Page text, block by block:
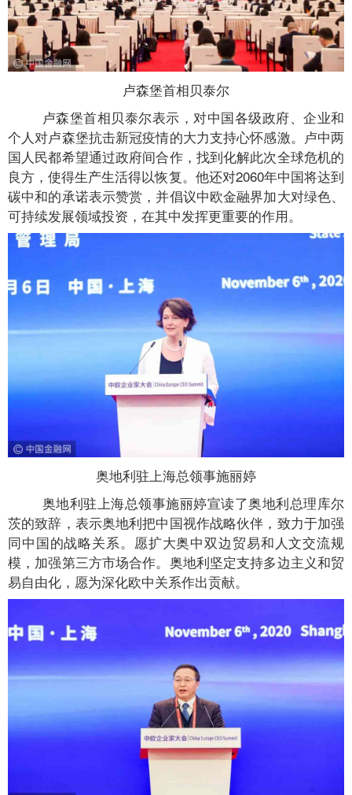
卢森堡首相贝泰尔
卢森堡首相贝泰尔表示，对中国各级政府、企业和
个人对卢森堡抗击新冠疫情的大力支持心怀感激。卢中两
国人民都希望通过政府间合作，找到化解此次全球危机的
良方，使得生产生活得以恢复。他还对2060年中国将达到
碳中和的承诺表示赞赏，并倡议中欧金融界加大对绿色、
可持续发展领域投资，在其中发挥更重要的作用。
奥地利驻上海总领事施丽婷
奥地利驻上海总领事施丽婷宣读了奥地利总理库尔
茨的致辞，表示奥地利把中国视作战略伙伴，致力于加强
同中国的战略关系。愿扩大奥中双边贸易和人文交流规
模，加强第三方市场合作。奥地利坚定支持多边主义和贸
易自由化，愿为深化欧中关系作出贡献。